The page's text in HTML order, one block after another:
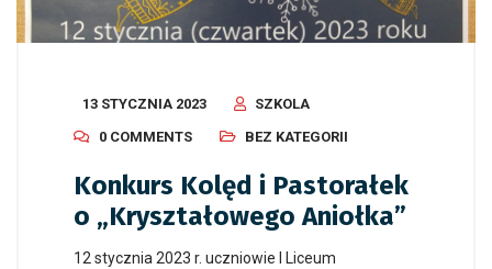
13 STYCZNIA 2023
SZKOLA
0 COMMENTS
BEZ KATEGORII
Konkurs Kolęd i Pastorałek
o „Kryształowego Aniołka”
12 stycznia 2023 r. uczniowie I Liceum